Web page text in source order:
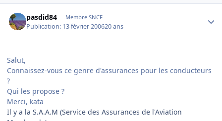
pasdid84 Membre SNCF
Publication: 13 février 200620 ans
Salut,
Connaissez-vous ce genre d'assurances pour les conducteurs
?
Qui les propose ?
Merci, kata
Il y a la S.A.A.M (Service des Assurances de l'Aviation